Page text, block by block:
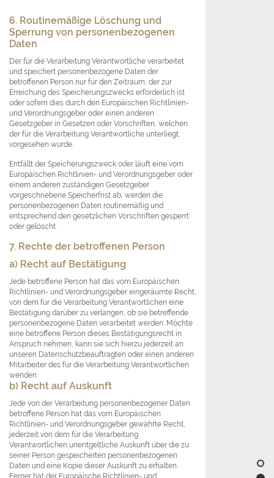
6. Routinemäßige Löschung und
Sperrung von personenbezogenen
Daten
Der für die Verarbeitung Verantwortliche verarbeitet
und speichert personenbezogene Daten der
betroffenen Person nur für den Zeitraum, der zur
Erreichung des Speicherungszwecks erforderlich ist
oder sofern dies durch den Europäischen Richtlinien-
und Verordnungsgeber oder einen anderen
Gesetzgeber in Gesetzen oder Vorschriften, welchen
der für die Verarbeitung Verantwortliche unterliegt,
vorgesehen wurde.
Entfällt der Speicherungszweck oder läuft eine vom
Europäischen Richtlinien- und Verordnungsgeber oder
einem anderen zuständigen Gesetzgeber
vorgeschriebene Speicherfrist ab, werden die
personenbezogenen Daten routinemäßig und
entsprechend den gesetzlichen Vorschriften gesperrt
oder gelöscht.
7. Rechte der betroffenen Person
a) Recht auf Bestätigung
Jede betroffene Person hat das vom Europäischen
Richtlinien- und Verordnungsgeber eingeräumte Recht,
von dem für die Verarbeitung Verantwortlichen eine
Bestätigung darüber zu verlangen, ob sie betreffende
personenbezogene Daten verarbeitet werden. Möchte
eine betroffene Person dieses Bestätigungsrecht in
Anspruch nehmen, kann sie sich hierzu jederzeit an
unseren Datenschutzbeauftragten oder einen anderen
Mitarbeiter des für die Verarbeitung Verantwortlichen
wenden.
b) Recht auf Auskunft
Jede von der Verarbeitung personenbezogener Daten
betroffene Person hat das vom Europäischen
Richtlinien- und Verordnungsgeber gewährte Recht,
jederzeit von dem für die Verarbeitung
Verantwortlichen unentgeltliche Auskunft über die zu
seiner Person gespeicherten personenbezogenen
Daten und eine Kopie dieser Auskunft zu erhalten.
Ferner hat der Europäische Richtlinien- und